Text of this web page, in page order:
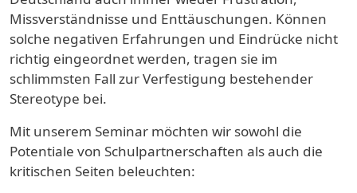
Missverständnisse und Enttäuschungen. Können
solche negativen Erfahrungen und Eindrücke nicht
richtig eingeordnet werden, tragen sie im
schlimmsten Fall zur Verfestigung bestehender
Stereotype bei.
Mit unserem Seminar möchten wir sowohl die
Potentiale von Schulpartnerschaften als auch die
kritischen Seiten beleuchten: